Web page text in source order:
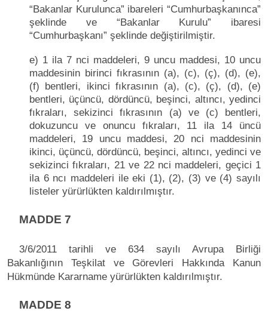
“Bakanlar Kurulunca” ibareleri “Cumhurbaşkanınca”
şeklinde ve “Bakanlar Kurulu” ibaresi
“Cumhurbaşkanı” şeklinde değiştirilmiştir.
e) 1 ila 7 nci maddeleri, 9 uncu maddesi, 10 uncu
maddesinin birinci fıkrasının (a), (c), (ç), (d), (e),
(f) bentleri, ikinci fıkrasının (a), (c), (ç), (d), (e)
bentleri, üçüncü, dördüncü, beşinci, altıncı, yedinci
fıkraları, sekizinci fıkrasının (a) ve (c) bentleri,
dokuzuncu ve onuncu fıkraları, 11 ila 14 üncü
maddeleri, 19 uncu maddesi, 20 nci maddesinin
ikinci, üçüncü, dördüncü, beşinci, altıncı, yedinci ve
sekizinci fıkraları, 21 ve 22 nci maddeleri, geçici 1
ila 6 ncı maddeleri ile eki (1), (2), (3) ve (4) sayılı
listeler yürürlükten kaldırılmıştır.
MADDE 7
3/6/2011 tarihli ve 634 sayılı Avrupa Birliği
Bakanlığının Teşkilat ve Görevleri Hakkında Kanun
Hükmünde Kararname yürürlükten kaldırılmıştır.
MADDE 8